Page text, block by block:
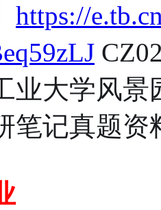
https://
业大学风景
笔记真题资